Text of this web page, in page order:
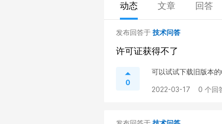
动态 文章 回答
发布回答于 技术问答
许可证获得不了
0
可以试试下载旧版本
2022-03-17 0 个回